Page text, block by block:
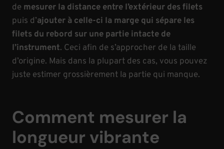
de mesurer la distance entre l’extérieur des filets
puis d’ajouter à celle-ci la marge qui sépare les
filets du rebord sur une partie intacte de
l’instrument. Ceci afin de s’approcher de la taille
d’origine. Mais dans la plupart des cas, vous pouvez
juste estimer grossièrement la partie qui manque.
Comment mesurer la
longueur vibrante